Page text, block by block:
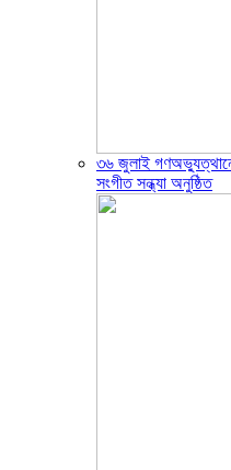
৩৬ জুলাই
সংগীত সন্ধ্যা অনুষ্ঠিত